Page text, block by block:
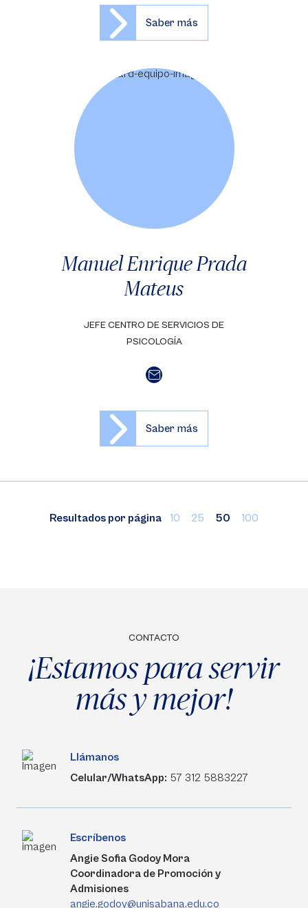
Saber más
Manuel Enrique Prada
Mateus
JEFE CENTRO DE SERVICIOS DE
PSICOLOGÍA
Saber más
Resultados por página 10 25 50 100
CONTACTO
¡Estamos para servir
más y mejor!
Llámanos
Celular/WhatsApp: 57 312 5883227
Escríbenos
Angie Sofia Godoy Mora
Coordinadora de Promoción y
Admisiones
angie.godoy@unisabana.edu.co